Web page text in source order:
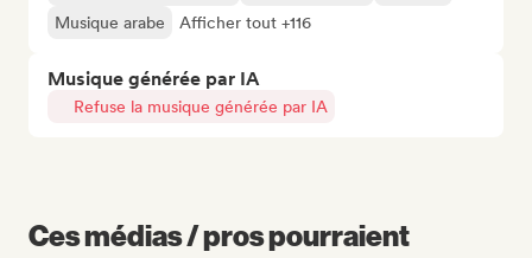
Musique arabe
Afficher tout +116
Musique générée par IA
Refuse la musique générée par IA
Ces médias / pros pourraient